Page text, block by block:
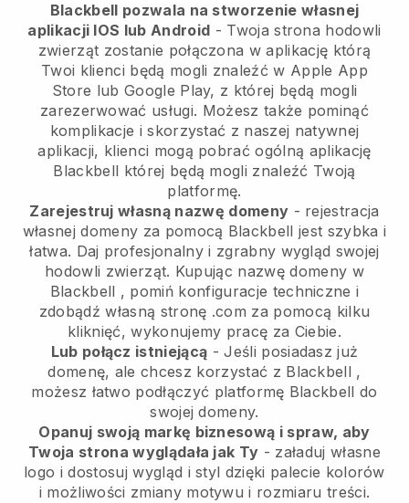
Blackbell pozwala na stworzenie własnej
aplikacji IOS lub Android - Twoja strona hodowli
zwierząt zostanie połączona w aplikację którą
Twoi klienci będą mogli znaleźć w Apple App
Store lub Google Play, z której będą mogli
zarezerwować usługi. Możesz także pominąć
komplikacje i skorzystać z naszej natywnej
aplikacji, klienci mogą pobrać ogólną aplikację
Blackbell której będą mogli znaleźć Twoją
platformę.
Zarejestruj własną nazwę domeny - rejestracja
własnej domeny za pomocą Blackbell jest szybka i
łatwa. Daj profesjonalny i zgrabny wygląd swojej
hodowli zwierząt. Kupując nazwę domeny w
Blackbell , pomiń konfiguracje techniczne i
zdobądź własną stronę .com za pomocą kilku
kliknięć, wykonujemy pracę za Ciebie.
Lub połącz istniejącą - Jeśli posiadasz już
domenę, ale chcesz korzystać z Blackbell ,
możesz łatwo podłączyć platformę Blackbell do
swojej domeny.
Opanuj swoją markę biznesową i spraw, aby
Twoja strona wyglądała jak Ty - załaduj własne
logo i dostosuj wygląd i styl dzięki palecie kolorów
i możliwości zmiany motywu i rozmiaru treści.